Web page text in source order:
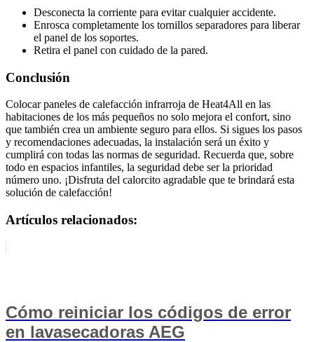
Desconecta la corriente para evitar cualquier accidente.
Enrosca completamente los tornillos separadores para liberar
el panel de los soportes.
Retira el panel con cuidado de la pared.
Conclusión
Colocar paneles de calefacción infrarroja de Heat4All en las
habitaciones de los más pequeños no solo mejora el confort, sino
que también crea un ambiente seguro para ellos. Si sigues los pasos
y recomendaciones adecuadas, la instalación será un éxito y
cumplirá con todas las normas de seguridad. Recuerda que, sobre
todo en espacios infantiles, la seguridad debe ser la prioridad
número uno. ¡Disfruta del calorcito agradable que te brindará esta
solución de calefacción!
Artículos relacionados:
Cómo reiniciar los códigos de error
en lavasecadoras AEG